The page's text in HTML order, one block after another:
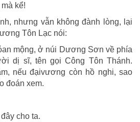
kể!
nhưng vẫn không đành lòng, lại
Tôn Lạc nói:
mộng, ở núi Dương Sơn về phía
dị sĩ, tên gọi Công Tôn Thánh.
nếu đạivương còn hồ nghi, sao
đoán xem.
cho ta.